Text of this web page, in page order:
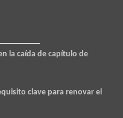
la caída de capítulo de
clave para renovar el